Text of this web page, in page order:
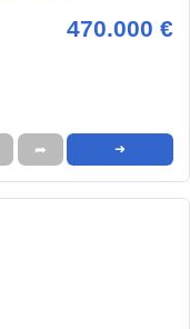
470.000 €
➦ ➜